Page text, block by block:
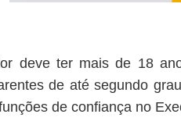
deve ter mais de 18
de até segundo
de confiança no